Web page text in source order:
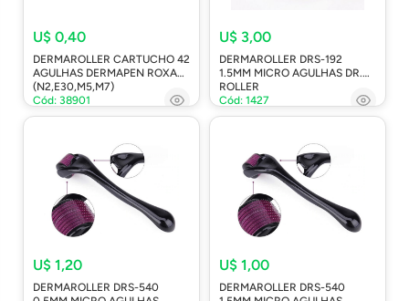
U$ 0,40
DERMAROLLER CARTUCHO 42
AGULHAS DERMAPEN ROXA
(N2,E30,M5,M7)
Cód: 38901
U$ 3,00
DERMAROLLER DRS-192
1.5MM MICRO AGULHAS DR.
ROLLER
Cód: 1427
U$ 1,20
DERMAROLLER DRS-540
U$ 1,00
DERMAROLLER DRS-540